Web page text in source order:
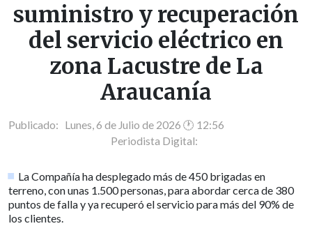
suministro y recuperación
del servicio eléctrico en
zona Lacustre de La
Araucanía
Publicado: Lunes, 6 de Julio de 2026 🕐 12:56
Periodista Digital:
La Compañía ha desplegado más de 450 brigadas en
terreno, con unas 1.500 personas, para abordar cerca de 380
puntos de falla y ya recuperó el servicio para más del 90% de
los clientes.